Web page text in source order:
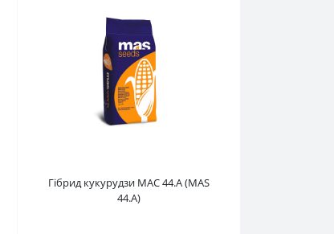
Гібрид кукурудзи МАС 44.А (MAS
44.A)